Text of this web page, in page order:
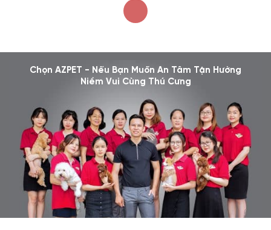
Chọn AZPET - Nếu Bạn Muốn An Tâm Tận Hưởng
Niềm Vui Cùng Thú Cưng